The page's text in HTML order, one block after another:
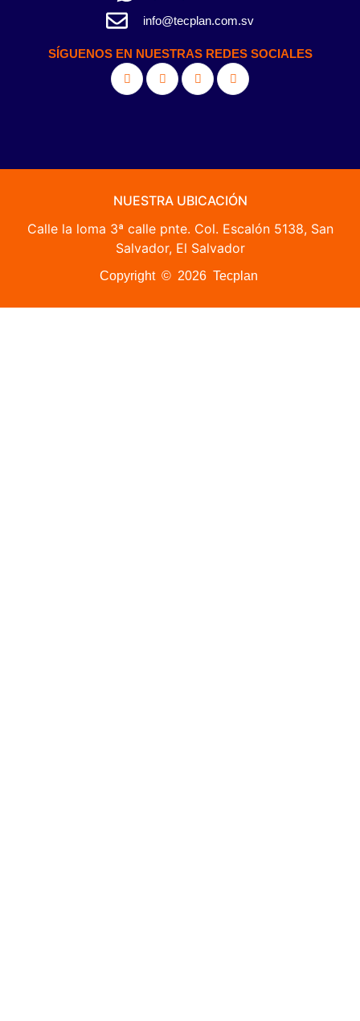
info@tecplan.com.sv
SÍGUENOS EN NUESTRAS REDES SOCIALES
NUESTRA UBICACIÓN
Calle la loma 3ª calle pnte. Col. Escalón 5138, San
Salvador, El Salvador
Copyright © 2026 Tecplan